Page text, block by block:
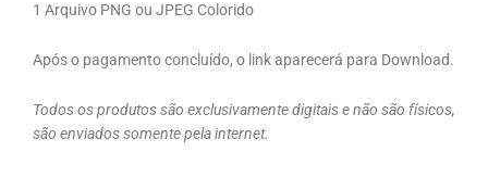
1 Arquivo PNG ou JPEG Colorido
Após o pagamento concluído, o link aparecerá para Download.
Todos os produtos são exclusivamente digitais e não são físicos,
são enviados somente pela internet.